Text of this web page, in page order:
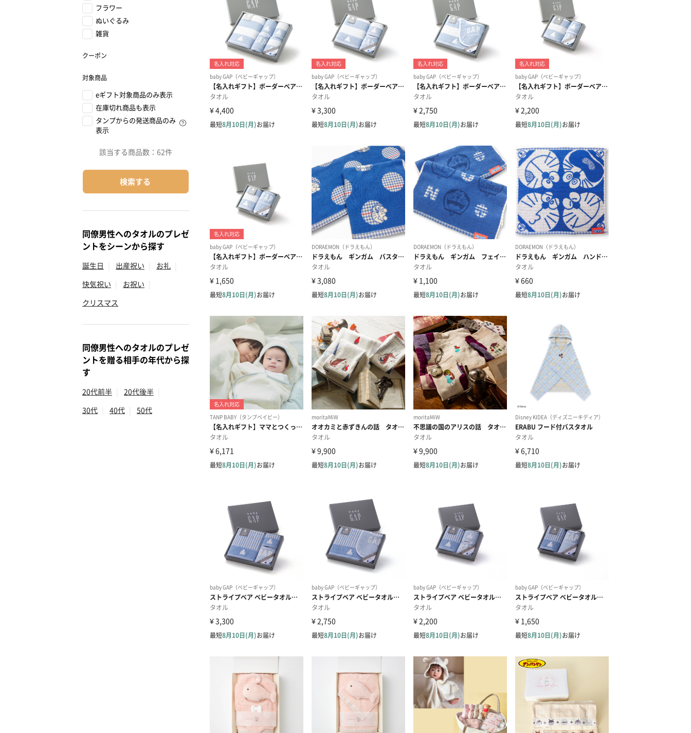
フラワー
ぬいぐるみ
雑貨
クーポン
対象商品
eギフト対象商品のみ表示
在庫切れ商品も表示
タンプからの発送商品のみ
表示
該当する商品数： 62件
検索する
同僚男性へのタオルのプレゼ
ントをシーンから探す
誕生日 出産祝い お礼
快気祝い
お祝い
クリスマス
同僚男性へのタオルのプレゼ
ントを贈る相手の年代から探
す
20代前半 20代後半
30代
40代 50代